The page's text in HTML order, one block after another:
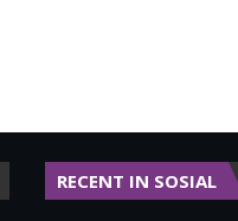
RECENT IN SOSIAL